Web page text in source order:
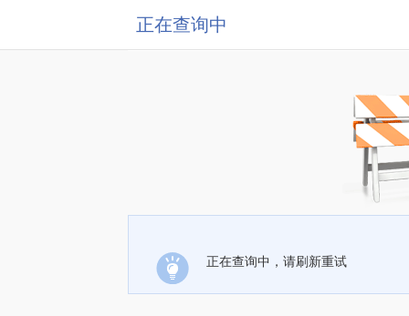
正在查询中
正在查询中，请刷新重试